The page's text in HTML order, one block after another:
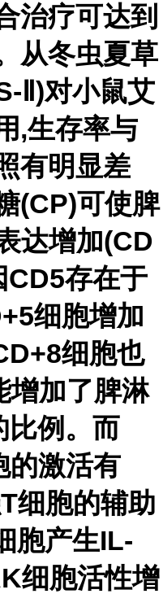
治疗可达到
从冬虫夏草
Ⅱ)对小鼠艾
,生存率与
有明显差
(CP)可使脾
达增加(CD
CD5存在于
细胞增加
细胞也
增加了脾淋
比例。而
的激活有
细胞的辅助
胞产生IL-
细胞活性增